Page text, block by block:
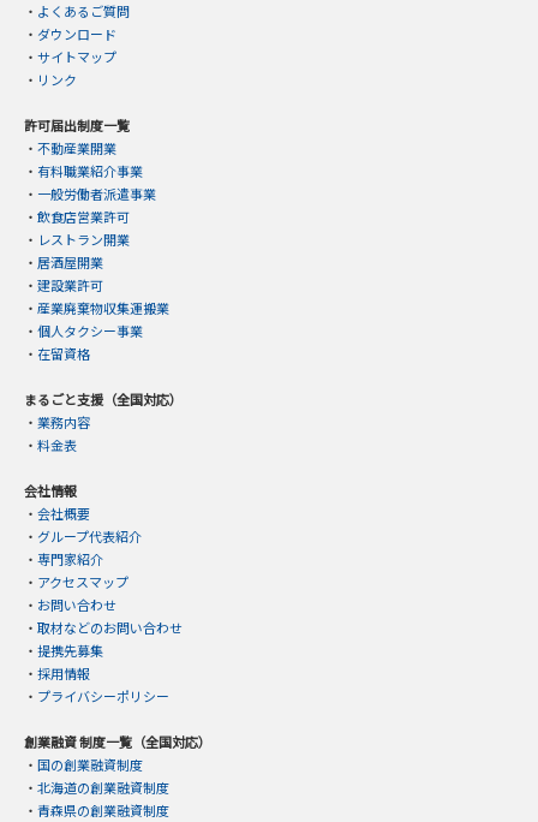
・ よくあるご質問
・ ダウンロード
・ サイトマップ
・ リンク
許可届出制度一覧
・ 不動産業開業
・ 有料職業紹介事業
・ 一般労働者派遣事業
・ 飲食店営業許可
・ レストラン開業
・ 居酒屋開業
・ 建設業許可
・ 産業廃棄物収集運搬業
・ 個人タクシー事業
・ 在留資格
まるごと支援（全国対応）
・ 業務内容
・ 料金表
会社情報
・ 会社概要
・ グループ代表紹介
・ 専門家紹介
・ アクセスマップ
・ お問い合わせ
・ 取材などのお問い合わせ
・ 提携先募集
・ 採用情報
・ プライバシーポリシー
創業融資 制度一覧（全国対応）
・ 国の創業融資制度
・ 北海道の創業融資制度
・ 青森県の創業融資制度